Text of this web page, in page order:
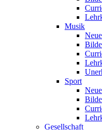
Musik
Sport
Gesellschaft